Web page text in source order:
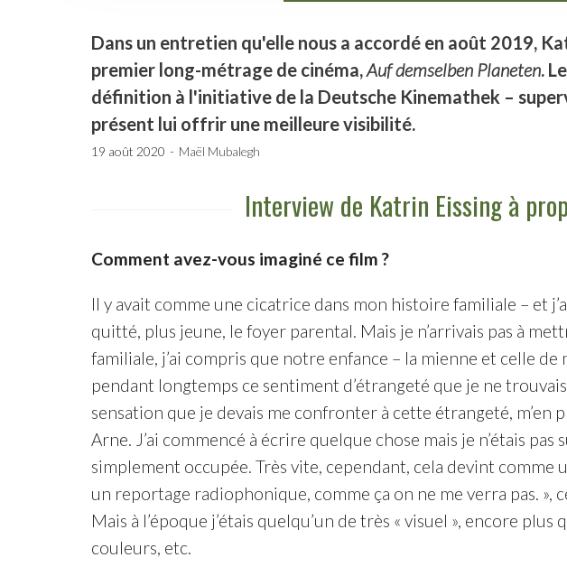
Dans un entretien qu'elle nous a accordé en août 2019,
premier long-métrage de cinéma,Auf demselben Planeten.
définition à l'initiative de la Deutsche Kinemathek –
présent lui offrir une meilleure visibilité.
19 août 2020 Maël Mubalegh
Interview de Katrin Eissing à
Comment avez-vous imaginé ce film ?
Il y avait comme une cicatrice dans mon histoire familiale – et
quitté, plus jeune, le foyer parental. Mais je n’arrivais pas à
familiale, j’ai compris que notre enfance – la mienne et celle
pendant longtemps ce sentiment d’étrangeté que je ne
sensation que je devais me confronter à cette étrangeté,
Arne. J’ai commencé à écrire quelque chose mais je n’étais
simplement occupée. Très vite, cependant, cela devint
un reportage radiophonique, comme ça on ne me verra pas.
Mais à l’époque j’étais quelqu’un de très « visuel », encore
couleurs, etc.